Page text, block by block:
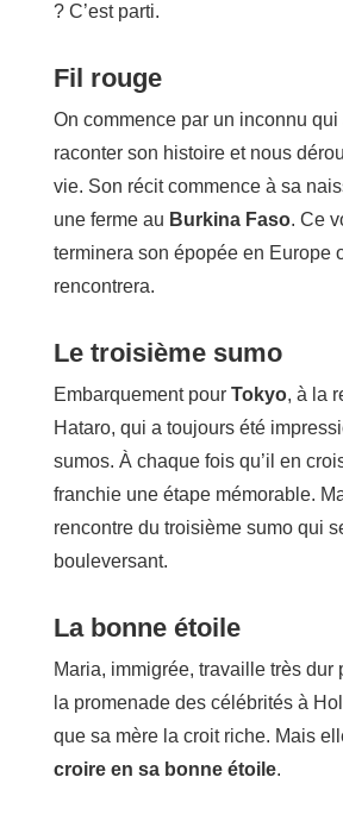
? C’est parti.
Fil rouge
On commence par un inconnu
raconter son histoire et nous
vie. Son récit commence à sa
une ferme au Burkina Faso. Ce
terminera son épopée en Europe
rencontrera.
Le troisième sumo
Embarquement pour Tokyo, à la
Hataro, qui a toujours été
sumos. À chaque fois qu’il en
franchie une étape mémorable.
rencontre du troisième sumo qui
bouleversant.
La bonne étoile
Maria, immigrée, travaille très dur
la promenade des célébrités à
que sa mère la croit riche. Mais
croire en sa bonne étoile.